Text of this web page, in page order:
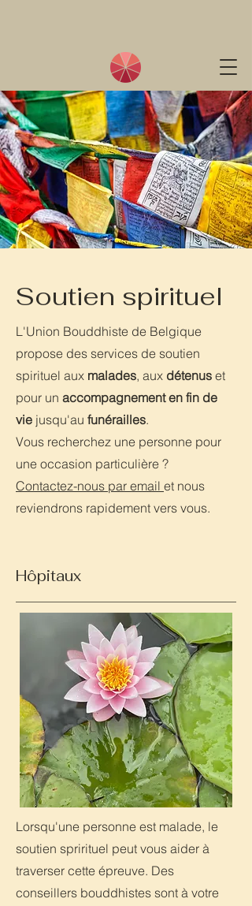
Soutien spirituel
L'Union Bouddhiste de Belgique
propose des services de soutien
spirituel aux malades, aux détenus et
pour un accompagnement en fin de
vie jusqu'au funérailles.
Vous recherchez une personne pour
une occasion particulière ?
Contactez-nous par email et nous
reviendrons rapidement vers vous.
Hôpitaux
Lorsqu'une personne est malade, le
soutien sprirituel peut vous aider à
traverser cette épreuve. Des
conseillers bouddhistes sont à votre